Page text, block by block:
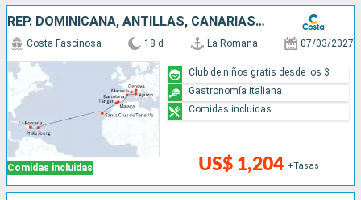
REP. DOMINICANA, ANTILLAS, CANARIAS, MARRUECOS, ESPAÑA, CÓRCEGA (FRANCIA), ITALIA, FRANCIA
Comidas incluidas
Costa Fascinosa 18 d La Romana 07/03/2027
US$ 1,204 +Tasas
Club de niños gratis desde los 3
Gastronomía italiana
Comidas incluidas